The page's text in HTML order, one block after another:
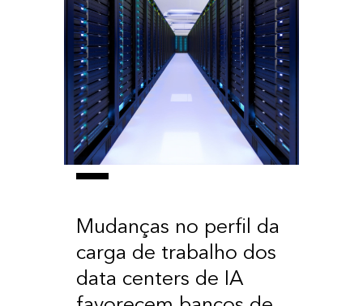
Mudanças no perfil da
carga de trabalho dos
data centers de IA